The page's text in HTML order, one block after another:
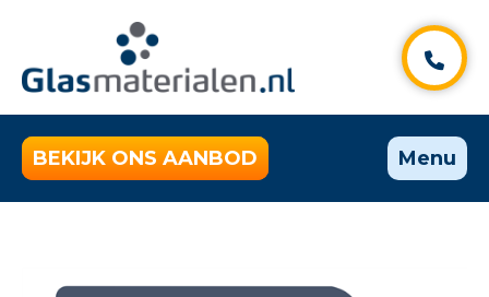
BEKIJK ONS AANBOD Menu